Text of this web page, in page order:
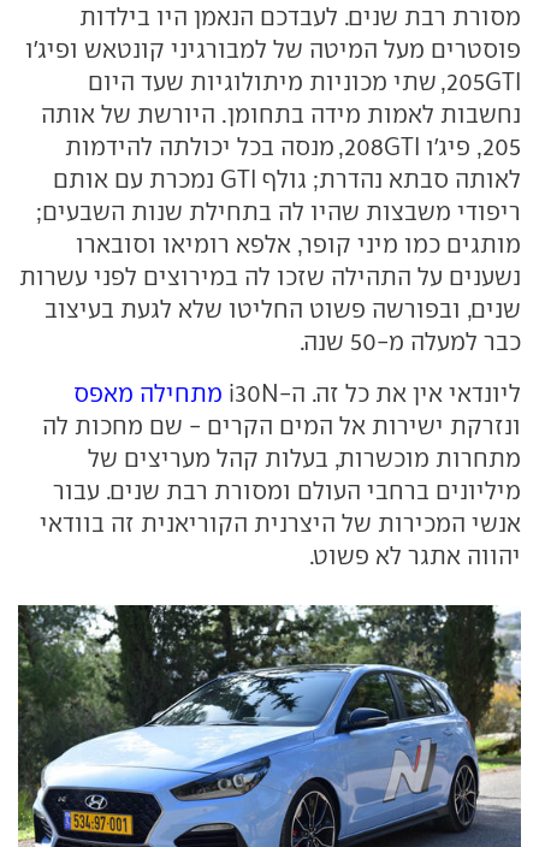
מסורת רבת שנים. לעבדכם הנאמן היו בילדות
פוסטרים מעל המיטה של למבורגיני קונטאש ופיג'ו
205GTI, שתי מכוניות מיתולוגיות שעד היום
נחשבות לאמות מידה בתחומן. היורשת של אותה
205, פיג'ו 208GTI, מנסה בכל יכולתה להידמות
לאותה סבתא נהדרת; גולף GTI נמכרת עם אותם
ריפודי משבצות שהיו לה בתחילת שנות השבעים;
מותגים כמו מיני קופר, אלפא רומיאו וסובארו
נשענים על התהילה שזכו לה במירוצים לפני עשרות
שנים, ובפורשה פשוט החליטו שלא לגעת בעיצוב
כבר למעלה מ-50 שנה.
ליונדאי אין את כל זה. ה-i30N
מתחילה מאפס
ונזרקת ישירות אל המים הקרים - שם מחכות לה
מתחרות מוכשרות, בעלות קהל מעריצים של
מיליונים ברחבי העולם ומסורת רבת שנים. עבור
אנשי המכירות של היצרנית הקוריאנית זה בוודאי
יהווה אתגר לא פשוט.